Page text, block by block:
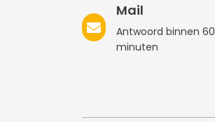
Mail
Antwoord binnen 60
minuten